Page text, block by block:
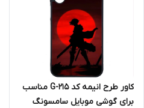
کاور طرح انیمه کد G-215 مناسب
برای گوشی موبایل سامسونگ